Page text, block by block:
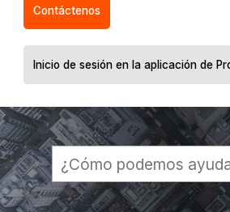
Contáctenos
Inicio de sesión en la aplicación de